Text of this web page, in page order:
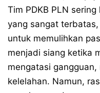
Tim PDKB PLN
yang sangat
untuk memulihkan
menjadi siang ketika
mengatasi
kelelahan. Namun,